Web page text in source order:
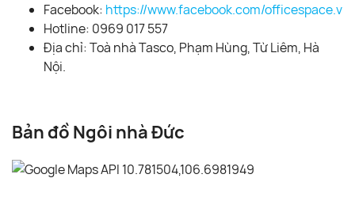
Facebook: https://www.facebook.com/officespace.vn/
Hotline: 0969 017 557
Địa chỉ: Toà nhà Tasco, Phạm Hùng, Từ Liêm, Hà
Nội.
Bản đồ Ngôi nhà Đức